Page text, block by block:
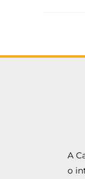
A
o